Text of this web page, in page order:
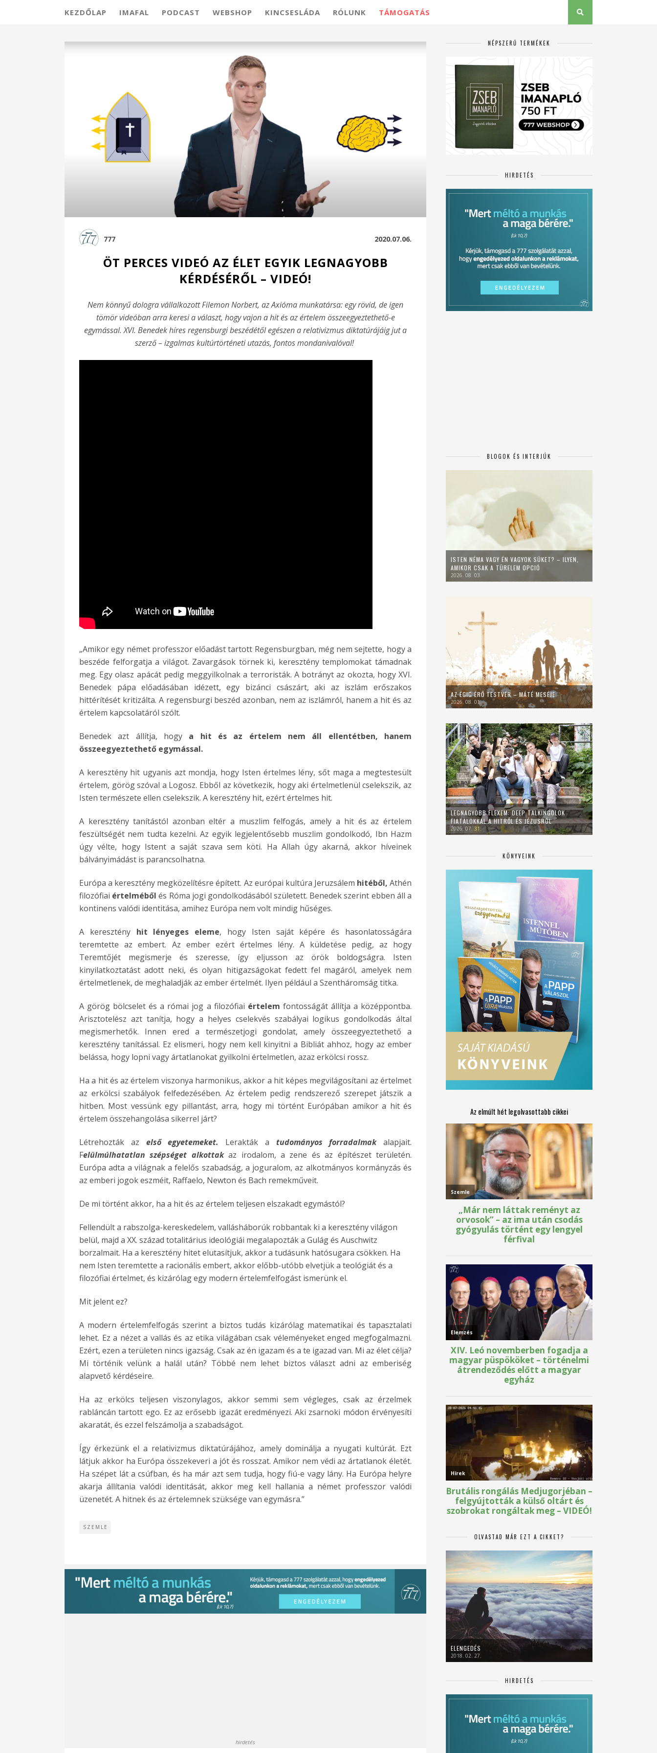
KEZDŐLAP IMAFAL PODCAST WEBSHOP KINCSESLÁDA RÓLUNK TÁMOGATÁS
777 2020.07.06.
ÖT PERCES VIDEÓ AZ ÉLET EGYIK LEGNAGYOBB
KÉRDÉSÉRŐL – VIDEÓ!
Nem könnyű dologra vállalkozott Filemon Norbert, az Axióma munkatársa: egy rövid, de igen
tömör videóban arra keresi a választ, hogy vajon a hit és az értelem összeegyeztethető-e
egymással. XVI. Benedek híres regensburgi beszédétől egészen a relativizmus diktatúrájáig jut a
szerző – izgalmas kultúrtörténeti utazás, fontos mondanivalóval!
„Amikor egy német professzor előadást tartott Regensburgban, még nem sejtette, hogy a
beszéde felforgatja a világot. Zavargások törnek ki, keresztény templomokat támadnak
meg. Egy olasz apácát pedig meggyilkolnak a terroristák. A botrányt az okozta, hogy XVI.
Benedek pápa előadásában idézett, egy bizánci császárt, aki az iszlám erőszakos
hittérítését kritizálta. A regensburgi beszéd azonban, nem az iszlámról, hanem a hit és az
értelem kapcsolatáról szólt.
Benedek azt állítja, hogy a hit és az értelem nem áll ellentétben, hanem
összeegyeztethető egymással.
A keresztény hit ugyanis azt mondja, hogy Isten értelmes lény, sőt maga a megtestesült
értelem, görög szóval a Logosz. Ebből az következik, hogy aki értelmetlenül cselekszik, az
Isten természete ellen cselekszik. A keresztény hit, ezért értelmes hit.
A keresztény tanítástól azonban eltér a muszlim felfogás, amely a hit és az értelem
feszültségét nem tudta kezelni. Az egyik legjelentősebb muszlim gondolkodó, Ibn Hazm
úgy vélte, hogy Istent a saját szava sem köti. Ha Allah úgy akarná, akkor híveinek
bálványimádást is parancsolhatna.
Európa a keresztény megközelítésre épített. Az európai kultúra Jeruzsálem hitéből,Athén
filozófiai értelmébőlés Róma jogi gondolkodásából született. Benedek szerint ebben áll a
kontinens valódi identitása, amihez Európa nem volt mindig hűséges.
A keresztény hit lényeges eleme, hogy Isten saját képére és hasonlatosságára
teremtette az embert. Az ember ezért értelmes lény. A küldetése pedig, az hogy
Teremtőjét megismerje és szeresse, így eljusson az örök boldogságra. Isten
kinyilatkoztatást adott neki, és olyan hitigazságokat fedett fel magáról, amelyek nem
értelmetlenek, de meghaladják az ember értelmét. Ilyen például a Szentháromság titka.
A görög bölcselet és a római jog a filozófiai értelem fontosságát állítja a középpontba.
Arisztotelész azt tanítja, hogy a helyes cselekvés szabályai logikus gondolkodás által
megismerhetők. Innen ered a természetjogi gondolat, amely összeegyeztethető a
keresztény tanítással. Ez elismeri, hogy nem kell kinyitni a Bibliát ahhoz, hogy az ember
belássa, hogy lopni vagy ártatlanokat gyilkolni értelmetlen, azaz erkölcsi rossz.
Ha a hit és az értelem viszonya harmonikus, akkor a hit képes megvilágosítani az értelmet
az erkölcsi szabályok felfedezésében. Az értelem pedig rendszerező szerepet játszik a
hitben. Most vessünk egy pillantást, arra, hogy mi történt Európában amikor a hit és
értelem összehangolása sikerrel járt?
Létrehozták az első egyetemeket. Lerakták a tudományos forradalmakalapjait.
Felülmúlhatatlan szépséget alkottakaz irodalom, a zene és az építészet területén.
Európa adta a világnak a felelős szabadság, a joguralom, az alkotmányos kormányzás és
az emberi jogok eszméit, Raffaelo, Newton és Bach remekműveit.
De mi történt akkor, ha a hit és az értelem teljesen elszakadt egymástól?
Fellendült a rabszolga-kereskedelem, vallásháborúk robbantak ki a keresztény világon
belül, majd a XX. század totalitárius ideológiái megalapozták a Gulág és Auschwitz
borzalmait. Ha a keresztény hitet elutasítjuk, akkor a tudásunk hatósugara csökken. Ha
nem Isten teremtette a racionális embert, akkor előbb-utóbb elvetjük a teológiát és a
filozófiai értelmet, és kizárólag egy modern értelemfelfogást ismerünk el.
Mit jelent ez?
A modern értelemfelfogás szerint a biztos tudás kizárólag matematikai és tapasztalati
lehet. Ez a nézet a vallás és az etika világában csak véleményeket enged megfogalmazni.
Ezért, ezen a területen nincs igazság. Csak az én igazam és a te igazad van. Mi az élet célja?
Mi történik velünk a halál után? Többé nem lehet biztos választ adni az emberiség
alapvető kérdéseire.
Ha az erkölcs teljesen viszonylagos, akkor semmi sem végleges, csak az érzelmek
rabláncán tartott ego. Ez az erősebb igazát eredményezi. Aki zsarnoki módon érvényesíti
akaratát, és ezzel felszámolja a szabadságot.
Így érkezünk el a relativizmus diktatúrájához, amely dominálja a nyugati kultúrát. Ezt
látjuk akkor ha Európa összekeveri a jót és rosszat. Amikor nem védi az ártatlanok életét.
Ha szépet lát a csúfban, és ha már azt sem tudja, hogy fiú-e vagy lány. Ha Európa helyre
akarja állítania valódi identitását, akkor meg kell hallania a német professzor valódi
üzenetét. A hitnek és az értelemnek szüksége van egymásra.”
SZEMLE
hirdetés
NÉPSZERŰ TERMÉKEK
HIRDETÉS
BLOGOK ÉS INTERJÚK
ISTEN NÉMA VAGY ÉN VAGYOK SÜKET? – ILYEN,
AMIKOR CSAK A TÜRELEM OPCIÓ
2026. 08. 03.
AZ ÉGIG ÉRŐ TESTVÉR – MÁTÉ MESÉJE
2026. 08. 01.
LEGNAGYOBB FLEXEM: DEEP TALKINGOLOK
FIATALOKKAL A HITRŐL ÉS JÉZUSRÓL
2026. 07. 31.
KÖNYVEINK
Az elmúlt hét legolvasottabb cikkei
OLVASTAD MÁR EZT A CIKKET?
ELENGEDÉS
2018. 02. 27.
HIRDETÉS